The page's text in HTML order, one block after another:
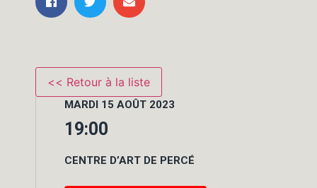
MARDI 15 AOÛT 2023
19:00
CENTRE D’ART DE PERCÉ